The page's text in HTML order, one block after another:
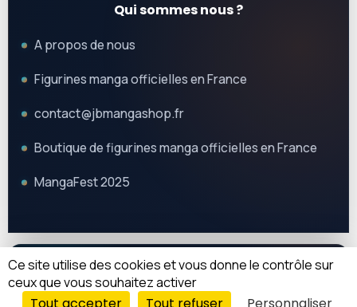
REJOIGNEZ-NOUS
Qui sommes nous ?
A propos de nous
Figurines manga officielles en France
contact@jbmangashop.fr
Boutique de figurines manga officielles en France
MangaFest 2025
© 2025 JB Mangashop. Tous droits réservés.
Ce site utilise des cookies et vous donne le contrôle sur
ceux que vous souhaitez activer